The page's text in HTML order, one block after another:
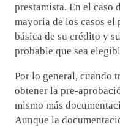
prestamista. En el caso
mayoría de los casos
básica de su crédito y
probable que sea
Por lo general, cuando
obtener la pre-
mismo más
Aunque la